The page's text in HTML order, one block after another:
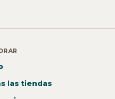
las tiendas